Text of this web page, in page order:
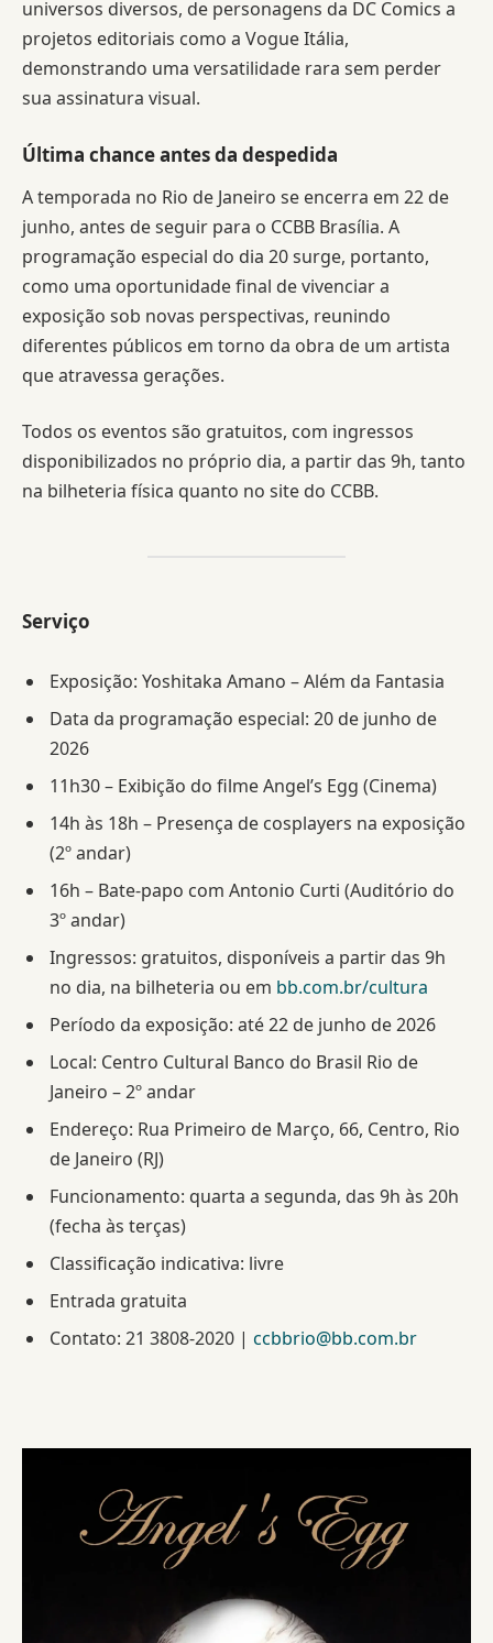
universos diversos, de personagens da DC Comics a
projetos editoriais como a Vogue Itália,
demonstrando uma versatilidade rara sem perder
sua assinatura visual.
Última chance antes da despedida
A temporada no Rio de Janeiro se encerra em 22 de
junho, antes de seguir para o CCBB Brasília. A
programação especial do dia 20 surge, portanto,
como uma oportunidade final de vivenciar a
exposição sob novas perspectivas, reunindo
diferentes públicos em torno da obra de um artista
que atravessa gerações.
Todos os eventos são gratuitos, com ingressos
disponibilizados no próprio dia, a partir das 9h, tanto
na bilheteria física quanto no site do CCBB.
Serviço
Exposição: Yoshitaka Amano – Além da Fantasia
Data da programação especial: 20 de junho de
2026
11h30 – Exibição do filme Angel’s Egg (Cinema)
14h às 18h – Presença de cosplayers na exposição
(2º andar)
16h – Bate-papo com Antonio Curti (Auditório do
3º andar)
Ingressos: gratuitos, disponíveis a partir das 9h
no dia, na bilheteria ou em bb.com.br/cultura
Período da exposição: até 22 de junho de 2026
Local: Centro Cultural Banco do Brasil Rio de
Janeiro – 2º andar
Endereço: Rua Primeiro de Março, 66, Centro, Rio
de Janeiro (RJ)
Funcionamento: quarta a segunda, das 9h às 20h
(fecha às terças)
Classificação indicativa: livre
Entrada gratuita
Contato: 21 3808-2020 | ccbbrio@bb.com.br